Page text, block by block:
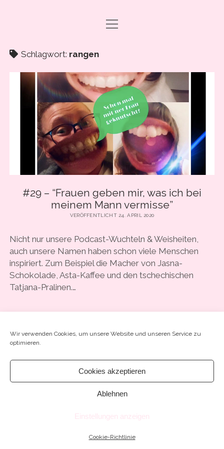
Wir verwenden Cookies, um unsere Website und unseren Service zu
optimieren.
Cookies akzeptieren
Ablehnen
Einstellungen anzeigen
Cookie-Richtlinie
DRAMA CARBONARA, BABY!
PODCAST FOLGEN
SHOP
ÜBER UNS
PRESSE
EVENTS & BOOKING
INFO Menü
IMPRESSUM
ANLEITUNG ZUM PODCAST-HÖREN
facebook
instagram
youtube
emailspotify
Menü
öffnen
Schlagwort: rangen
#29 – “Frauen geben mir, was ich bei
meinem Mann vermisse”
VERÖFFENTLICHT 24. APRIL 2020
Nicht nur unsere Podcast-Wuchteln & Weisheiten,
auch unsere Namen haben schon viele Menschen
inspiriert. Zum Beispiel die Macher von Jasna-
Schokolade, Asta-Kaffee und den tschechischen
Tatjana-Pralinen.…
MIR,
WAS
MEINEM
VERMISSE”
Chosen WordPress Themeby Compete Themes.